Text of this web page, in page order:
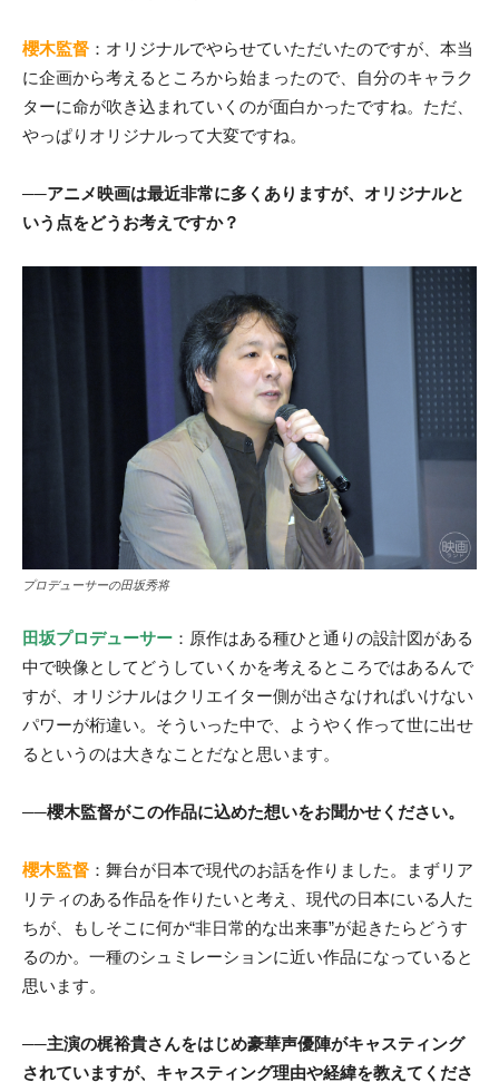
櫻木監督 ：オリジナルでやらせていただいたのですが、本当
に企画から考えるところから始まったので、自分のキャラク
ターに命が吹き込まれていくのが面白かったですね。ただ、
やっぱりオリジナルって大変ですね。
──アニメ映画は最近非常に多くありますが、オリジナルと
いう点をどうお考えですか？
プロデューサーの田坂秀将
田坂プロデューサー ：原作はある種ひと通りの設計図がある
中で映像としてどうしていくかを考えるところではあるんで
すが、オリジナルはクリエイター側が出さなければいけない
パワーが桁違い。そういった中で、ようやく作って世に出せ
るというのは大きなことだなと思います。
──櫻木監督がこの作品に込めた想いをお聞かせください。
櫻木監督 ：舞台が日本で現代のお話を作りました。まずリア
リティのある作品を作りたいと考え、現代の日本にいる人た
ちが、もしそこに何か“非日常的な出来事”が起きたらどうす
るのか。一種のシュミレーションに近い作品になっていると
思います。
──主演の梶裕貴さんをはじめ豪華声優陣がキャスティング
されていますが、キャスティング理由や経緯を教えてくださ